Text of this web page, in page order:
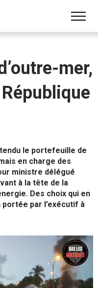
mer,
le portefeuille de
en charge des
ministre délégué
à la tête de la
Des choix qui en
par l’exécutif à